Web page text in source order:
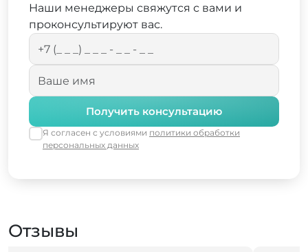
Наши менеджеры свяжутся с вами и
проконсультируют вас.
Получить консультацию
Я согласен с условиями политики обработки
персональных данных
Отзывы